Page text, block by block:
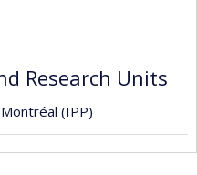
Research Units
(IPP)